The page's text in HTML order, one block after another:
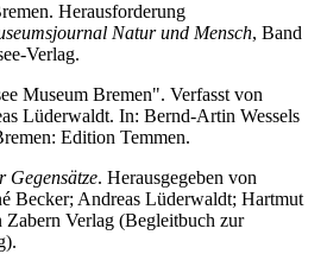
Herausforderung
Natur und Mensch, Band
Verlag.
Museum Bremen". Verfasst von
Lüderwaldt. In: Bernd-Artin Wessels
Edition Temmen.
Gegensätze. Herausgegeben von
Becker; Andreas Lüderwaldt; Hartmut
Verlag (Begleitbuch zur